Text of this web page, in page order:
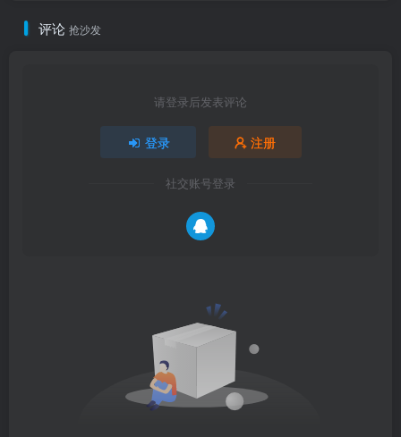
评论 抢沙发
请登录后发表评论
登录 注册
社交账号登录